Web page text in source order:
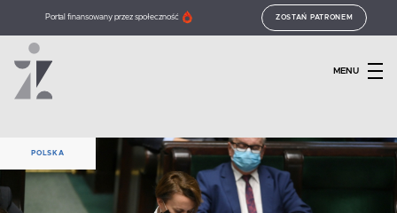
Portal finansowany przez społeczność ZOSTAŃ PATRONEM
MENU
POLSKA